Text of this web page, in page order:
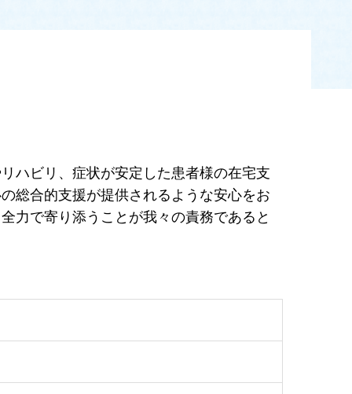
ハビリ、症状が安定した患者様の在宅支
総合的支援が提供されるような安心をお
力で寄り添うことが我々の責務であると